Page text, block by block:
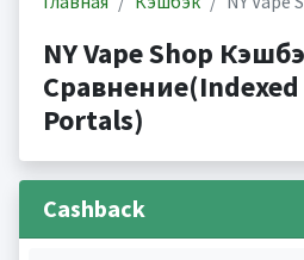
NY Vape Shop
Сравнение(Indexed
Portals)
Cashback